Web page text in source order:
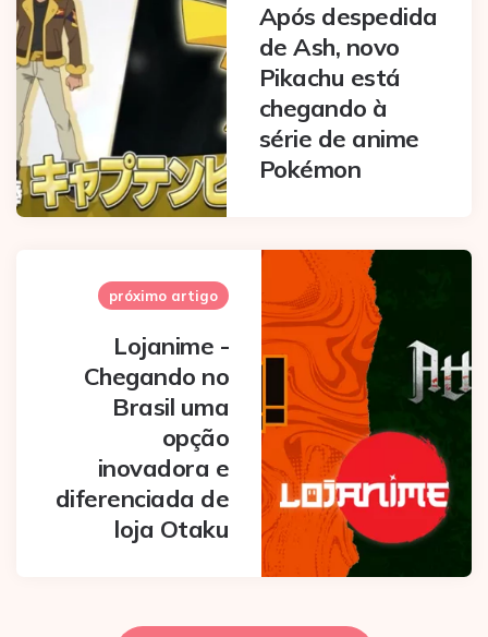
Após despedida
de Ash, novo
Pikachu está
chegando à
série de anime
Pokémon
próximo artigo
Lojanime -
Chegando no
Brasil uma
opção
inovadora e
diferenciada de
loja Otaku